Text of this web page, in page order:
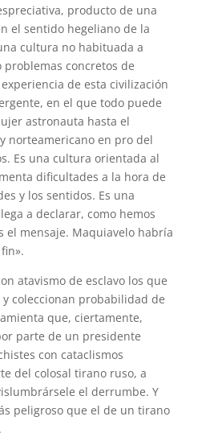
producto de una
el sentido hegeliano de la
cultura no habituada a
concretos de
de esta civilización
en el que todo puede
astronauta hasta el
norteamericano en pro del
Es una cultura orientada al
dificultades a la hora de
y los sentidos. Es una
a declarar, como hemos
el mensaje. Maquiavelo habría
atavismo de esclavo los que
coleccionan probabilidad de
que, ciertamente,
parte de un presidente
con cataclismos
del colosal tirano ruso, a
el derrumbe. Y
peligroso que el de un tirano